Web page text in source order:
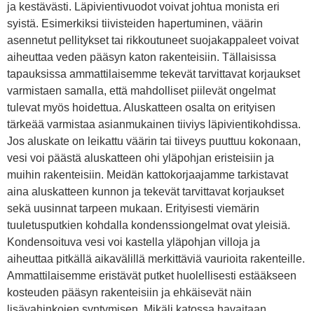
ja kestävästi. Läpivientivuodot voivat johtua monista eri
syistä. Esimerkiksi tiivisteiden hapertuminen, väärin
asennetut pellitykset tai rikkoutuneet suojakappaleet voivat
aiheuttaa veden pääsyn katon rakenteisiin. Tällaisissa
tapauksissa ammattilaisemme tekevät tarvittavat korjaukset
varmistaen samalla, että mahdolliset piilevät ongelmat
tulevat myös hoidettua. Aluskatteen osalta on erityisen
tärkeää varmistaa asianmukainen tiiviys läpivientikohdissa.
Jos aluskate on leikattu väärin tai tiiveys puuttuu kokonaan,
vesi voi päästä aluskatteen ohi yläpohjan eristeisiin ja
muihin rakenteisiin. Meidän kattokorjaajamme tarkistavat
aina aluskatteen kunnon ja tekevät tarvittavat korjaukset
sekä uusinnat tarpeen mukaan. Erityisesti viemärin
tuuletusputkien kohdalla kondenssiongelmat ovat yleisiä.
Kondensoituva vesi voi kastella yläpohjan villoja ja
aiheuttaa pitkällä aikavälillä merkittäviä vaurioita rakenteille.
Ammattilaisemme eristävät putket huolellisesti estääkseen
kosteuden pääsyn rakenteisiin ja ehkäisevät näin